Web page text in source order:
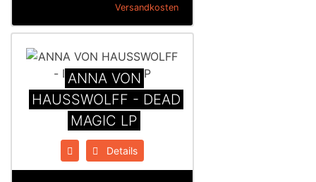
Versandkosten
ANNA VON
HAUSSWOLFF - DEAD
MAGIC LP
Details